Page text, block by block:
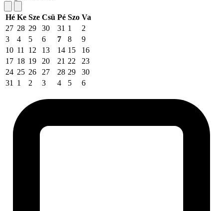
Hé Ke Sze Csü Pé Szo Va
27 28 29 30 31 1
2
3
4 5 6 7 8
9
10 11 12 13 14 15
16
17 18 19 20 21 22
23
24 25 26 27 28 29
30
31
1 2 3 4 5 6